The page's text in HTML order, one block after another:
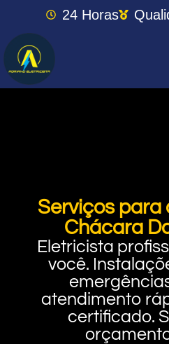
24 Horas
Serviços para
Chácara
Eletricista
você.
atendimento
certificado.